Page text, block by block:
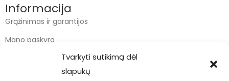
Tvarkyti sutikimą dėl
slapukų
Informacija
Grąžinimas ir garantijos
Mano paskyra